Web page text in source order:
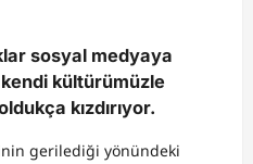
sosyal medyaya
kendi kültürümüzle
kızdırıyor.
gerilediği yönündeki